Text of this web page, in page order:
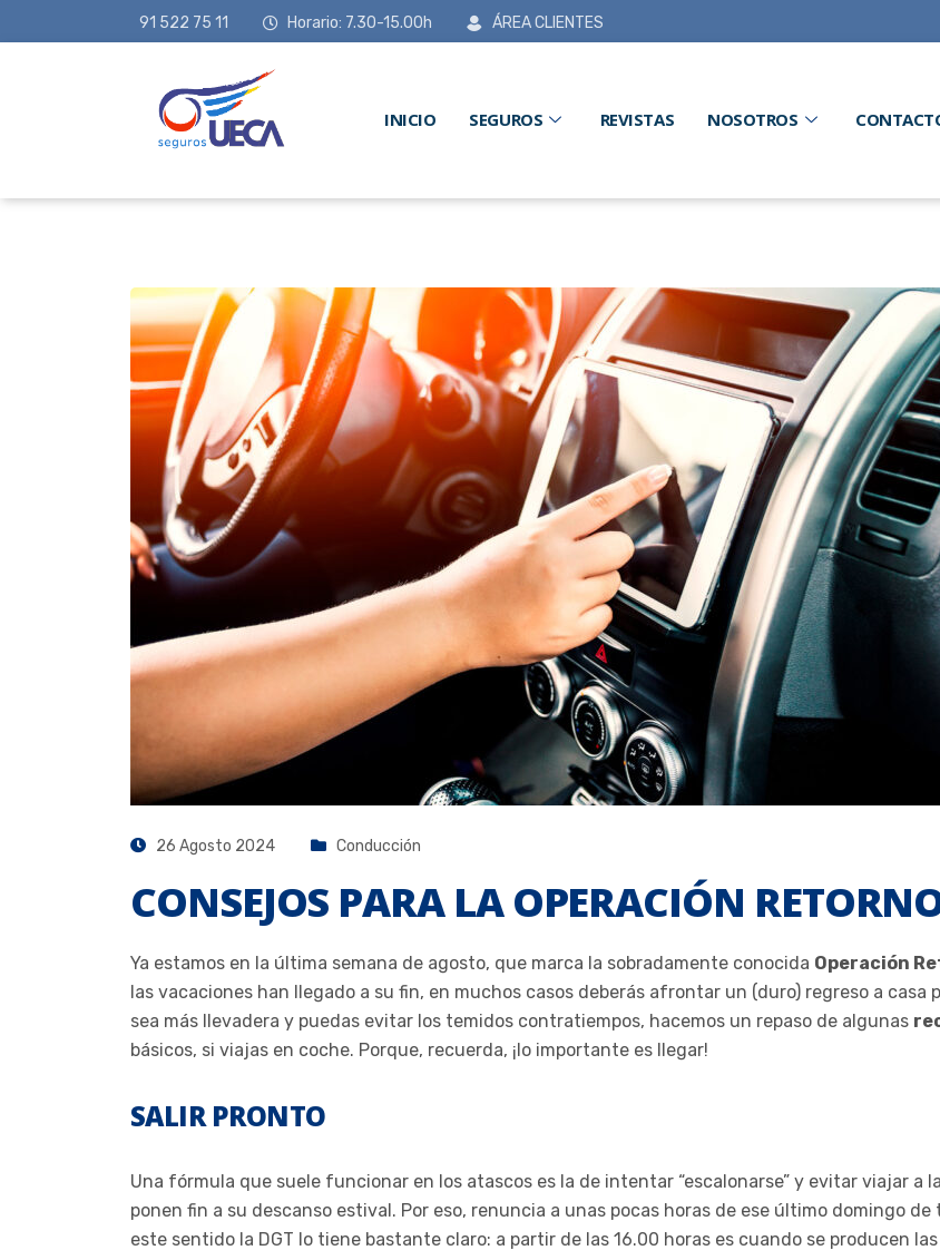
91 522 75 11 Horario: 7.30-15.00h ÁREA CLIENTES
INICIO SEGUROS REVISTAS NOSOTROS
26 Agosto 2024 Conducción
CONSEJOS PARA LA OPERACIÓN
Ya estamos en la última semana de agosto, que marca la sobradamente conocida Operación
las vacaciones han llegado a su fin, en muchos casos deberás afrontar un (duro) regreso a
sea más llevadera y puedas evitar los temidos contratiempos, hacemos un repaso de algunas
básicos, si viajas en coche. Porque, recuerda, ¡lo importante es llegar!
SALIR PRONTO
Una fórmula que suele funcionar en los atascos es la de intentar “escalonarse” y evitar viajar a
ponen fin a su descanso estival. Por eso, renuncia a unas pocas horas de ese último domingo
este sentido la DGT lo tiene bastante claro: a partir de las 16.00 horas es cuando se producen